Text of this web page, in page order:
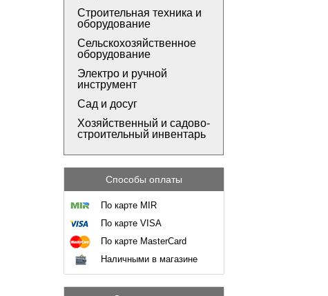
Строительная техника и
оборудование
Сельскохозяйственное
оборудование
Электро и ручной
инструмент
Сад и досуг
Хозяйственный и садово-
строительный инвентарь
Способы оплаты
По карте MIR
По карте VISA
По карте MasterCard
Наличными в магазине